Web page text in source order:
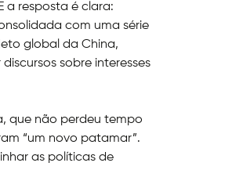
a resposta é clara:
com uma série
global da China,
sobre interesses
que não perdeu tempo
“um novo patamar”.
as políticas de